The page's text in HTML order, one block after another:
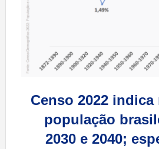
Censo 2022
população
2030 e 2040;